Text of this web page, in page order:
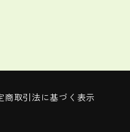
商取引法に基づく表示